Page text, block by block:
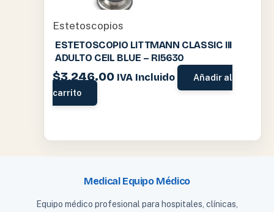
Estetoscopios
ESTETOSCOPIO LITTMANN CLASSIC III
ADULTO CEIL BLUE – RI5630
$3,246.00 IVA Incluido
Añadir al
carrito
Medical Equipo Médico
Equipo médico profesional para hospitales, clínicas,